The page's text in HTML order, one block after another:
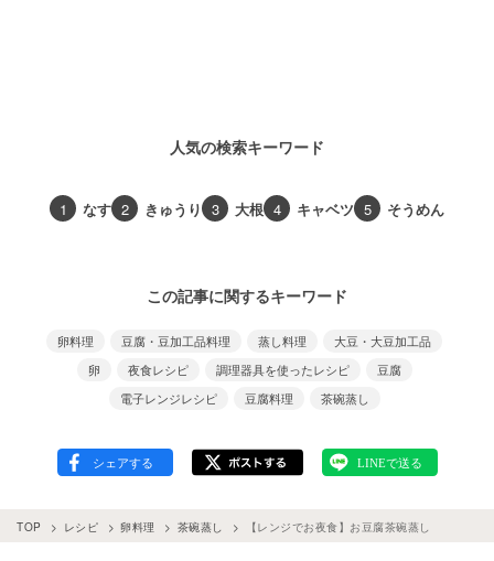
人気の検索キーワード
1 なす 2 きゅうり 3 大根 4 キャベツ 5 そうめん
この記事に関するキーワード
卵料理 豆腐・豆加工品料理 蒸し料理
大豆・大豆加工品
卵
夜食レシピ 調理器具を使ったレシピ
豆腐
電子レンジレシピ
豆腐料理 茶碗蒸し
TOP レシピ 卵料理 茶碗蒸し 【レンジでお夜食】お豆腐茶碗蒸し